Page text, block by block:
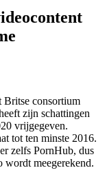
Britse consortium
zijn schattingen
vrijgegeven.
tot ten minste 2016.
zelfs PornHub, dus
meegerekend.